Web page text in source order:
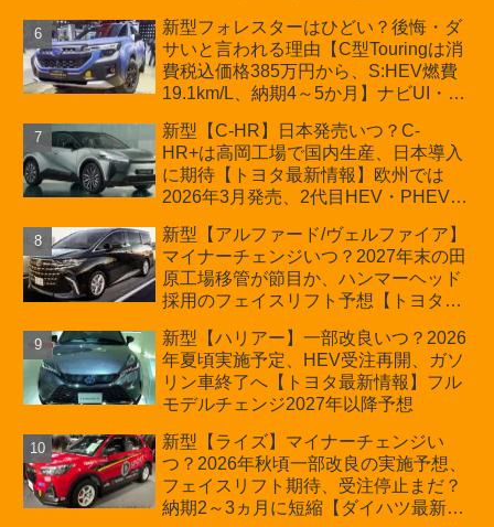
新型フォレスターはひどい？後悔・ダ
サいと言われる理由【C型Touringは消
費税込価格385万円から、S:HEV燃費
19.1km/L、納期4～5か月】ナビUI・冬
カーオブザイヤーとJNCAP大賞受賞後
も残る注意点
新型【C-HR】日本発売いつ？C-
HR+は高岡工場で国内生産、日本導入
に期待【トヨタ最新情報】欧州では
2026年3月発売、2代目HEV・PHEVは
新型【アルファード/ヴェルファイア】
マイナーチェンジいつ？2027年末の田
原工場移管が節目か、ハンマーヘッド
採用のフェイスリフト予想【トヨタ最
費税込価格559万9000円から
新型【ハリアー】一部改良いつ？2026
年夏頃実施予定、HEV受注再開、ガソ
リン車終了へ【トヨタ最新情報】フル
モデルチェンジ2027年以降予想
新型【ライズ】マイナーチェンジい
つ？2026年秋頃一部改良の実施予想、
フェイスリフト期待、受注停止まだ？
納期2～3ヵ月に短縮【ダイハツ最新情